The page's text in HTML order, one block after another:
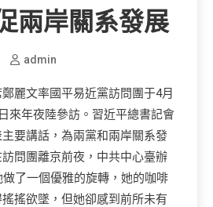
兩岸關系發展
admin
麗文率國平易近黨訪問團于4月
來年夜陸參訪。習近平總書記會
要講話，為兩黨和兩岸關系發
問團離京前夜，中共中心臺辦
了一個優雅的旋轉，她的咖啡
搖欲墜，但她卻感到前所未有